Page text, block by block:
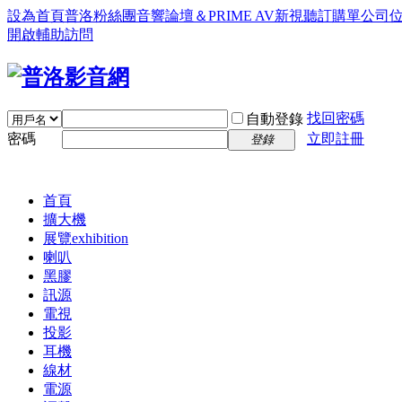
設為首頁普洛粉絲團音響論壇＆PRIME AV新視聽訂購單公司
開啟輔助訪問
自動登錄 找回密碼
密碼
登錄 立即註冊
首頁
擴大機
展覽exhibition
喇叭
黑膠
訊源
電視
投影
耳機
線材
電源